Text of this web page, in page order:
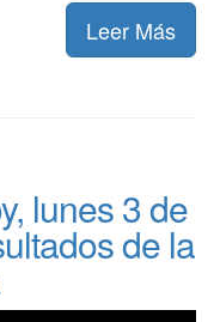
Leer Más
lunes 3 de
de la